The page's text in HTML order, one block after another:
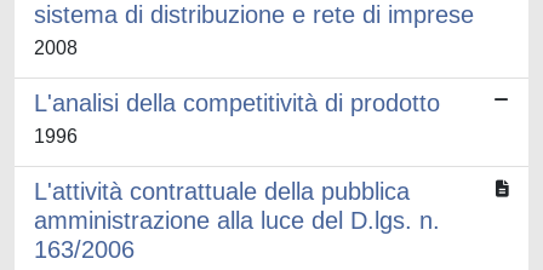
sistema di distribuzione e rete di imprese
2008
L'analisi della competitività di prodotto
1996
L'attività contrattuale della pubblica
amministrazione alla luce del D.lgs. n.
163/2006